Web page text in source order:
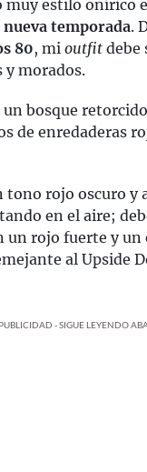
muy estilo onírico
nueva temporada.
80, mi outfit debe
y morados.
bosque
de enredaderas
tono rojo oscuro y
en el aire;
un rojo fuerte y un
al Upside
PUBLICIDAD - SIGUE LEYENDO